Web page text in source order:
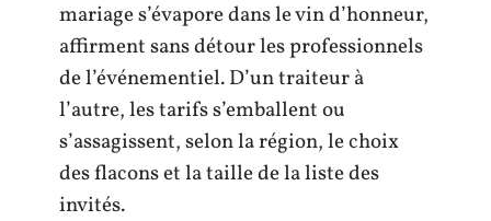
mariage s’évapore dans le vin d’honneur,
affirment sans détour les professionnels
de l’événementiel. D’un traiteur à
l’autre, les tarifs s’emballent ou
s’assagissent, selon la région, le choix
des flacons et la taille de la liste des
invités.